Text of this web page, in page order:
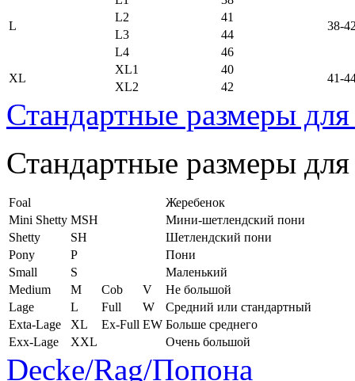
L
38-
L2
41
L3
44
L4
46
XL
XL1 40
41-
XL2 42
Стандартные размеры
Стандартные размеры
Foal
Жеребенок
Mini Shetty MSH
Мини-шетлендский пони
Shetty
SH
Шетлендский пони
Pony
P
Пони
Small
S
Маленький
Medium
M Cob V
Не большой
Lage
L Full W
Средний или стандартный
Exta-Lage
XL Ex-Full EW Больше среднего
Exx-Lage
XXL Очень большой
Decke/Rag/Попона